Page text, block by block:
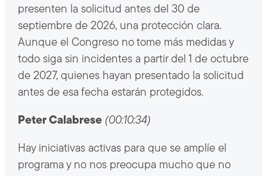
presenten la solicitud antes del 30 de
septiembre de 2026, una protección clara.
Aunque el Congreso no tome más medidas y
todo siga sin incidentes a partir del 1 de octubre
de 2027, quienes hayan presentado la solicitud
antes de esa fecha estarán protegidos.
Peter Calabrese (00:10:34)
Hay iniciativas activas para que se amplíe el
programa y no nos preocupa mucho que no